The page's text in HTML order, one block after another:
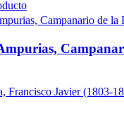
Francisco Javier (1803-